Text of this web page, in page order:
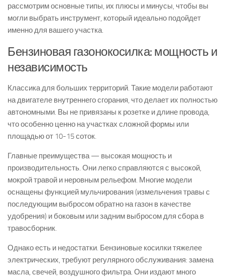
рассмотрим основные типы, их плюсы и минусы, чтобы вы
могли выбрать инструмент, который идеально подойдет
именно для вашего участка.
Бензиновая газонокосилка: мощность и
независимость
Классика для больших территорий. Такие модели работают
на двигателе внутреннего сгорания, что делает их полностью
автономными. Вы не привязаны к розетке и длине провода,
что особенно ценно на участках сложной формы или
площадью от 10-15 соток.
Главные преимущества — высокая мощность и
производительность. Они легко справляются с высокой,
мокрой травой и неровным рельефом. Многие модели
оснащены функцией мульчирования (измельчения травы с
последующим выбросом обратно на газон в качестве
удобрения) и боковым или задним выбросом для сбора в
травосборник.
Однако есть и недостатки. Бензиновые косилки тяжелее
электрических, требуют регулярного обслуживания: замена
масла, свечей, воздушного фильтра. Они издают много